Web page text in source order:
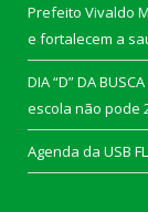
Prefeito Vivaldo
e fortalecem a
DIA “D” DA
escola não pode
Agenda da USB